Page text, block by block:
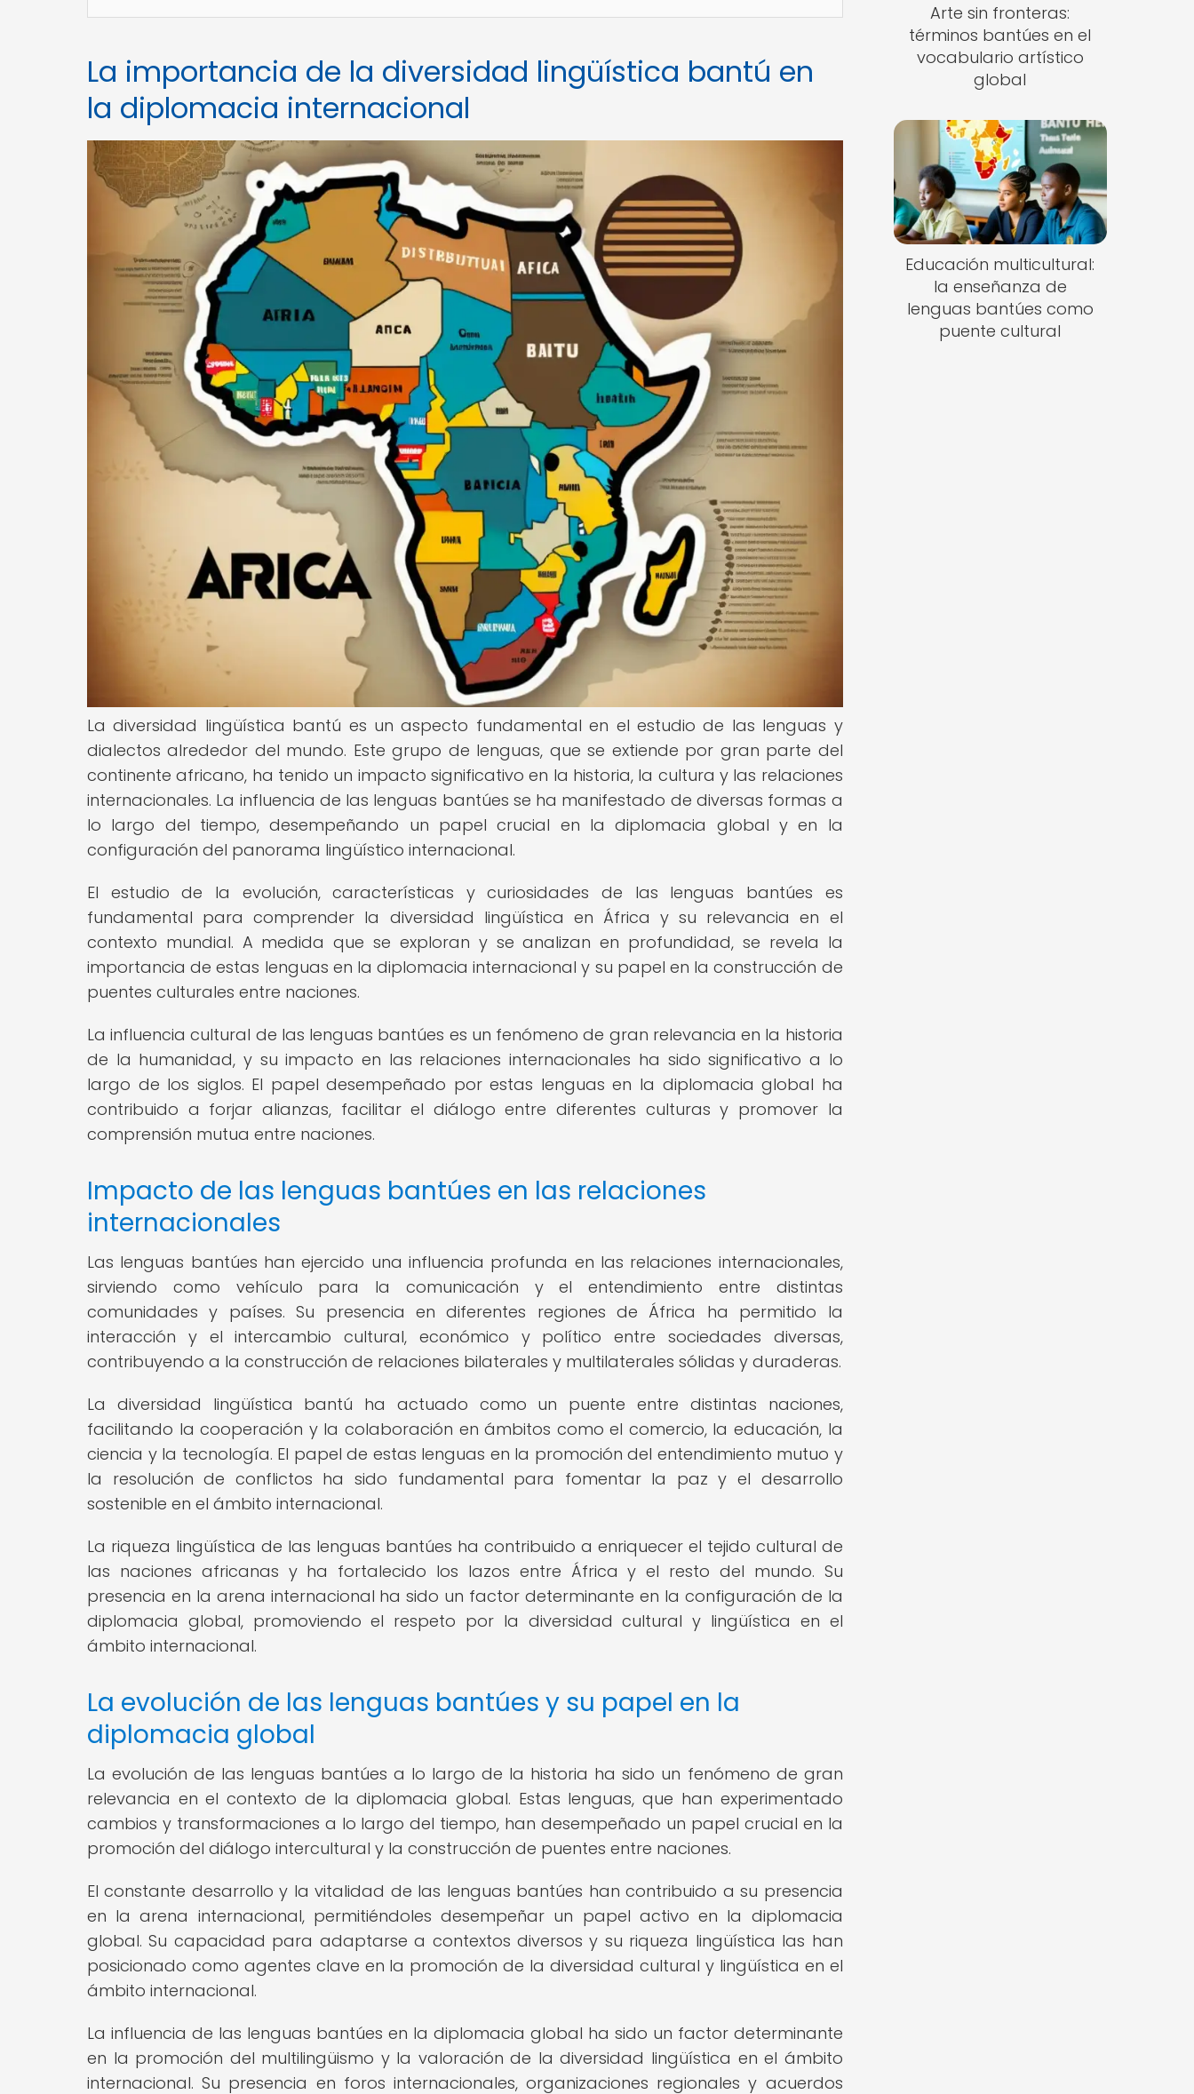
La importancia de la diversidad lingüística bantú en
la diplomacia internacional
La diversidad lingüística bantú es un aspecto fundamental en el estudio de las lenguas y
dialectos alrededor del mundo. Este grupo de lenguas, que se extiende por gran parte del
continente africano, ha tenido un impacto significativo en la historia, la cultura y las relaciones
internacionales. La influencia de las lenguas bantúes se ha manifestado de diversas formas a
lo largo del tiempo, desempeñando un papel crucial en la diplomacia global y en la
configuración del panorama lingüístico internacional.
El estudio de la evolución, características y curiosidades de las lenguas bantúes es
fundamental para comprender la diversidad lingüística en África y su relevancia en el
contexto mundial. A medida que se exploran y se analizan en profundidad, se revela la
importancia de estas lenguas en la diplomacia internacional y su papel en la construcción de
puentes culturales entre naciones.
La influencia cultural de las lenguas bantúes es un fenómeno de gran relevancia en la historia
de la humanidad, y su impacto en las relaciones internacionales ha sido significativo a lo
largo de los siglos. El papel desempeñado por estas lenguas en la diplomacia global ha
contribuido a forjar alianzas, facilitar el diálogo entre diferentes culturas y promover la
comprensión mutua entre naciones.
Impacto de las lenguas bantúes en las relaciones
internacionales
Las lenguas bantúes han ejercido una influencia profunda en las relaciones internacionales,
sirviendo como vehículo para la comunicación y el entendimiento entre distintas
comunidades y países. Su presencia en diferentes regiones de África ha permitido la
interacción y el intercambio cultural, económico y político entre sociedades diversas,
contribuyendo a la construcción de relaciones bilaterales y multilaterales sólidas y duraderas.
La diversidad lingüística bantú ha actuado como un puente entre distintas naciones,
facilitando la cooperación y la colaboración en ámbitos como el comercio, la educación, la
ciencia y la tecnología. El papel de estas lenguas en la promoción del entendimiento mutuo y
la resolución de conflictos ha sido fundamental para fomentar la paz y el desarrollo
sostenible en el ámbito internacional.
La riqueza lingüística de las lenguas bantúes ha contribuido a enriquecer el tejido cultural de
las naciones africanas y ha fortalecido los lazos entre África y el resto del mundo. Su
presencia en la arena internacional ha sido un factor determinante en la configuración de la
diplomacia global, promoviendo el respeto por la diversidad cultural y lingüística en el
ámbito internacional.
La evolución de las lenguas bantúes y su papel en la
diplomacia global
La evolución de las lenguas bantúes a lo largo de la historia ha sido un fenómeno de gran
relevancia en el contexto de la diplomacia global. Estas lenguas, que han experimentado
cambios y transformaciones a lo largo del tiempo, han desempeñado un papel crucial en la
promoción del diálogo intercultural y la construcción de puentes entre naciones.
El constante desarrollo y la vitalidad de las lenguas bantúes han contribuido a su presencia
en la arena internacional, permitiéndoles desempeñar un papel activo en la diplomacia
global. Su capacidad para adaptarse a contextos diversos y su riqueza lingüística las han
posicionado como agentes clave en la promoción de la diversidad cultural y lingüística en el
ámbito internacional.
La influencia de las lenguas bantúes en la diplomacia global ha sido un factor determinante
en la promoción del multilingüismo y la valoración de la diversidad lingüística en el ámbito
internacional. Su presencia en foros internacionales, organizaciones regionales y acuerdos
Arte sin fronteras:
términos bantúes en el
vocabulario artístico
global
Educación multicultural:
la enseñanza de
lenguas bantúes como
puente cultural